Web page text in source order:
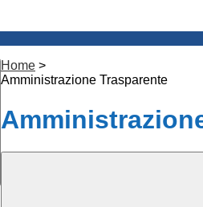
Home >
Amministrazione Trasparente